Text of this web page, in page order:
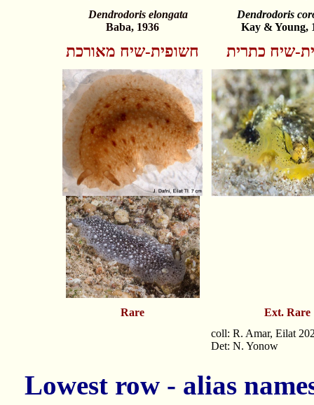
Dendrodoris elongata
Baba, 1936
Dendrodoris
Kay & Young,
חשופית-שיח מאורכת שיח כתרית
Rare
Ext. Rare
coll: R. Amar, Eilat
Det: N. Yonow